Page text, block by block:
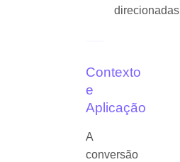
direcionadas
Contexto
e
Aplicação
A
conversão